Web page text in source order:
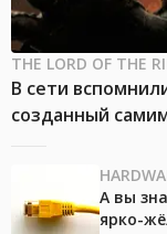
THE LORD OF THE
В сети
созданный
А вы
ярко-